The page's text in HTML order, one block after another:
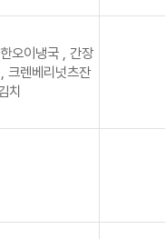
오이냉국 , 간장
크렌베리넛츠잔
치